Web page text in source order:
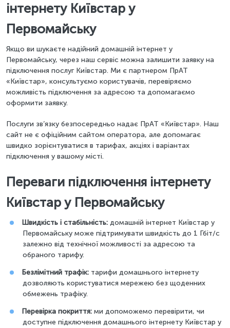
інтернету Київстар у
Первомайську
Якщо ви шукаєте надійний домашній інтернет у
Первомайську, через наш сервіс можна залишити заявку на
підключення послуг Київстар. Ми є партнером ПрАТ
«Київстар», консультуємо користувачів, перевіряємо
можливість підключення за адресою та допомагаємо
оформити заявку.
Послуги зв’язку безпосередньо надає ПрАТ «Київстар». Наш
сайт не є офіційним сайтом оператора, але допомагає
швидко зорієнтуватися в тарифах, акціях і варіантах
підключення у вашому місті.
Переваги підключення інтернету
Київстар у Первомайську
Швидкість і стабільність: домашній інтернет Київстар у
Первомайську може підтримувати швидкість до 1 Гбіт/с
залежно від технічної можливості за адресою та
обраного тарифу.
Безлімітний трафік: тарифи домашнього інтернету
дозволяють користуватися мережею без щоденних
обмежень трафіку.
Перевірка покриття: ми допоможемо перевірити, чи
доступне підключення домашнього інтернету Київстар у